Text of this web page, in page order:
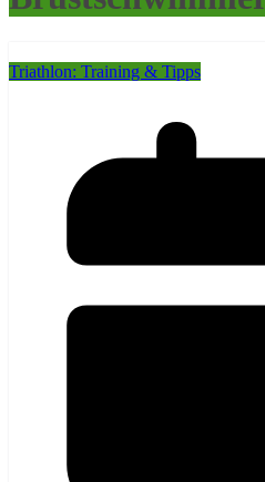
Triathlon: Training & Tipps